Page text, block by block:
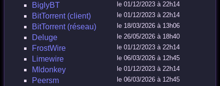
BiglyBT le 01/12/2023 à 22h14
BitTorrent (client) le 01/12/2023 à 22h14
BitTorrent (réseau) le 18/03/2026 à 13h06
Deluge le 26/05/2026 à 18h40
FrostWire le 01/12/2023 à 22h14
Limewire le 06/03/2026 à 12h45
Mldonkey le 01/12/2023 à 22h14
Peersm le 06/03/2026 à 12h45